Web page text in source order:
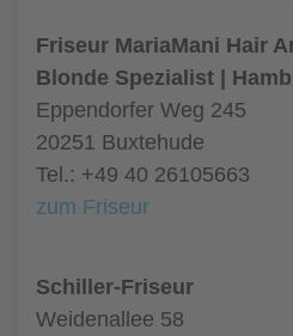
Friseur MariaMani Hair
Blonde Spezialist |
Eppendorfer Weg 245
20251 Buxtehude
Tel.: +49 40 26105663
zum Friseur
Schiller-Friseur
Weidenallee 58